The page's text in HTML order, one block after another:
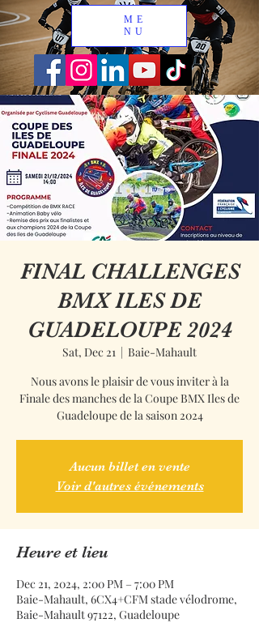
ME
NU
FINAL CHALLENGES
BMX ILES DE
GUADELOUPE 2024
Sat, Dec 21
  |
Baie-Mahault
Nous avons le plaisir de vous inviter à la
Finale des manches de la Coupe BMX Iles de
Guadeloupe de la saison 2024
Aucun billet en vente
Voir d'autres événements
Heure et lieu
Dec 21, 2024, 2:00 PM – 7:00 PM
Baie-Mahault, 6CX4+CFM stade vélodrome,
Baie-Mahault 97122, Guadeloupe